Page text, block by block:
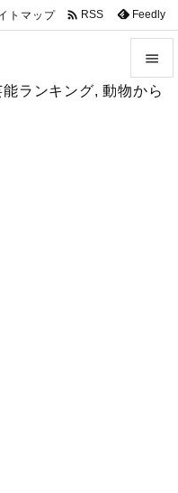
ランキング, 動物から


トマップ  RSS Feedly